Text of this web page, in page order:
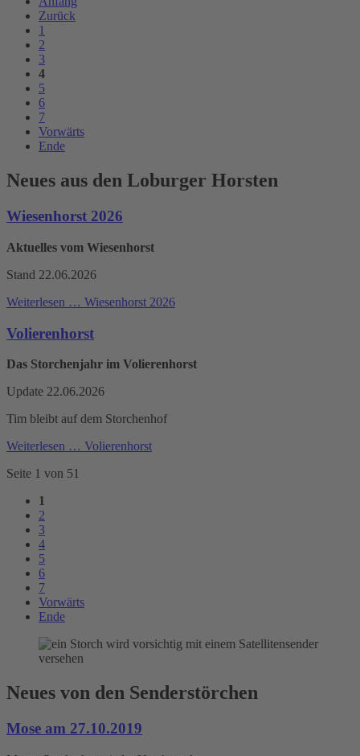
Zurück
1
2
3
4
5
6
7
Vorwärts
Ende
Neues aus den Loburger Horsten
Wiesenhorst 2026
Aktuelles vom Wiesenhorst
Stand 22.06.2026
Weiterlesen … Wiesenhorst 2026
Volierenhorst
Das Storchenjahr im Volierenhorst
Update 22.06.2026
Tim bleibt auf dem Storchenhof
Weiterlesen … Volierenhorst
Seite 1 von 51
1
2
3
4
5
6
7
Vorwärts
Ende
Neues von den Senderstörchen
Mose am 27.10.2019